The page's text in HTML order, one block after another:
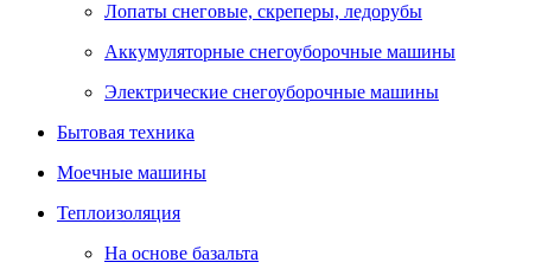
Лопаты снеговые, скреперы, ледорубы
Аккумуляторные снегоуборочные машины
Электрические снегоуборочные машины
Бытовая техника
Моечные машины
Теплоизоляция
На основе базальта